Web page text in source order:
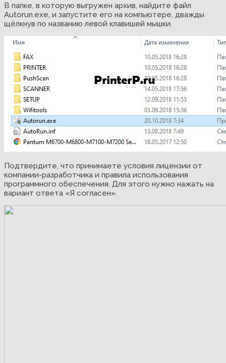
В папке, в которую выгружен архив, найдите файл
Autorun.exe, и запустите его на компьютере, дважды
щёлкнув по названию левой клавишей мышки.
Подтвердите, что принимаете условия лицензии от
компании-разработчика и правила использования
программного обеспечения. Для этого нужно нажать на
вариант ответа «Я согласен».